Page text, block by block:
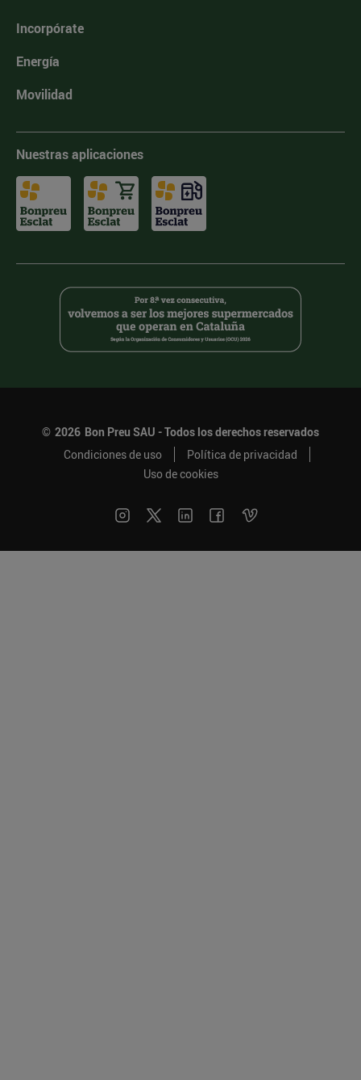
Incorpórate
Energía
Movilidad
Nuestras aplicaciones
© 2026 Bon Preu SAU - Todos los derechos reservados
Condiciones de uso
Política de privacidad
Uso de cookies